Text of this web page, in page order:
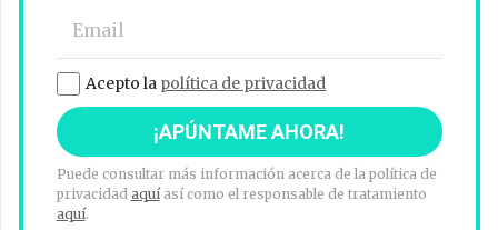
Acepto la política de privacidad
Puede consultar más información acerca de la política de
privacidad aquíasí como el responsable de tratamiento
aquí.